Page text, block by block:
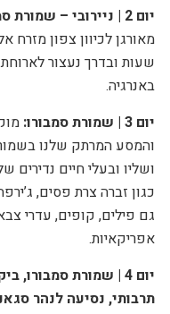
יום 2
| ניירובי – שמורת
שעות ובדרך נעצור
באנרגיה.
יום 3
| שמורת סמבורו:
והמסע המרתק שלנו
ושליו ובעלי חיים
כגון זברה צרת פסים,
גם פילים, קופים, עדרי
אפריקאיות.
יום 4
| שמורת סמבורו,
תרבותי, נסיעה לנהר